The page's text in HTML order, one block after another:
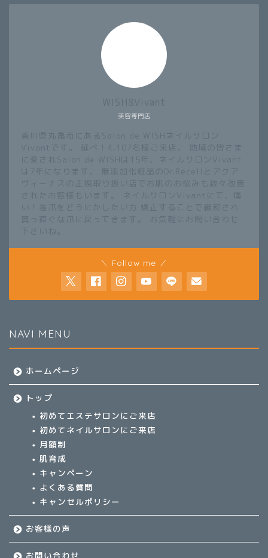
美容専門店
WISH&Vivant
香川県丸亀市にあるSalon de WISHネイルサロン
Vivantです。 延べ！4,107名様ご来店。 地域の皆さま
に愛されSalon de WISHは15年、ネイルサロンVivant
は7年になります。 無添加化粧品のDr.Recellとアクア
ヴィーナスの正規取り扱い店でお肌のお悩みも数々改善
されたお客様もいます。 ネイルサロンVivantにて、痛
い！巻爪をどうにかしたい方 矯正することで緩和され
真っ直ぐな爪に戻ってきます。 お気軽にお問い合わせ
下さいね。
＼ Follow me ／
NAVI MENU
ホームページ
トップ
初めてエステサロンにご来店
初めてネイルサロンにご来店
月額制
肌育成
キャンペーン
よくある質問
キャンセルポリシー
お客様の声
お問い合わせ